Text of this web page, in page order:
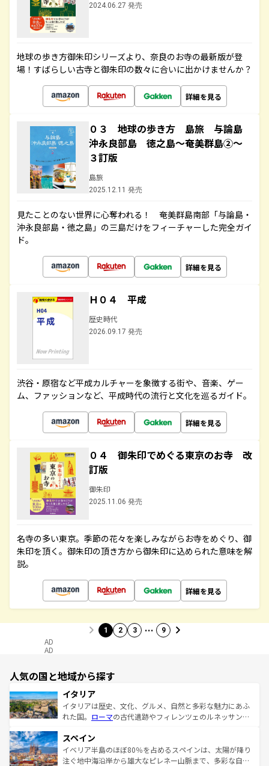
2024.06.27 発売
地球の歩き方御朱印シリーズより、奈良のお寺の最新版が登
場！すばらしい古寺と御朱印の数々に合いに出かけませんか？
詳細を見る
０３ 地球の歩き方 島旅 与論島
沖永良部島 徳之島～奄美群島②～
３訂版
島旅
2025.12.11 発売
見たことのない世界に心奪われる！ 奄美群島南部「与論島・
沖永良部島・徳之島」の三島だけをフィーチャーした完全ガイ
ド。
詳細を見る
Ｈ０４ 平成
歴史時代
2026.09.17 発売
渋谷・原宿など平成カルチャーを象徴する街や、音楽、ゲー
ム、ファッションなど、平成時代の流行と文化を巡るガイド。
詳細を見る
０４ 御朱印でめぐる東京のお寺 改
訂版
御朱印
2025.11.06 発売
名寺の多い東京。季節の花々を楽しみながらお寺をめぐり、御
朱印を頂く。御朱印の頂き方から御朱印に込められた意味を解
説。
詳細を見る
1 2 3 … 9
AD
AD
人気の国と地域から探す
イタリア
イタリアは歴史、文化、グルメ、自然と多彩な魅力にあふ
れた国。 ローマの古代遺跡やフィレンツェのルネッサンス
ろん、トスカーナの美しい田園風景やアマルフィ海岸の絶
景など、自然景観も見逃せない。観光の合間には、本場の
ピザやパスタなど、絶品のイタリア料理を堪能することも
スペイン
イベリア半島のほぼ80％を占めるスペインは、太陽が降り
注ぐ地中海沿岸から雄大なピレネー山脈まで、多彩な自然